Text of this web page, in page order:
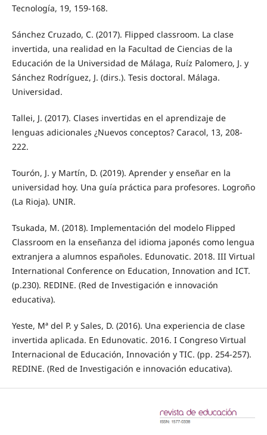
Tecnología, 19, 159-168.
Sánchez Cruzado, C. (2017). Flipped classroom. La clase
invertida, una realidad en la Facultad de Ciencias de la
Educación de la Universidad de Málaga, Ruíz Palomero, J. y
Sánchez Rodríguez, J. (dirs.). Tesis doctoral. Málaga.
Universidad.
Tallei, J. (2017). Clases invertidas en el aprendizaje de
lenguas adicionales ¿Nuevos conceptos? Caracol, 13, 208-
222.
Tourón, J. y Martín, D. (2019). Aprender y enseñar en la
universidad hoy. Una guía práctica para profesores. Logroño
(La Rioja). UNIR.
Tsukada, M. (2018). Implementación del modelo Flipped
Classroom en la enseñanza del idioma japonés como lengua
extranjera a alumnos españoles. Edunovatic. 2018. III Virtual
International Conference on Education, Innovation and ICT.
(p.230). REDINE. (Red de Investigación e innovación
educativa).
Yeste, Mª del P. y Sales, D. (2016). Una experiencia de clase
invertida aplicada. En Edunovatic. 2016. I Congreso Virtual
Internacional de Educación, Innovación y TIC. (pp. 254-257).
REDINE. (Red de Investigación e innovación educativa).